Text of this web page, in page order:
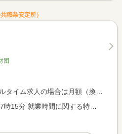
職業安定所）
団
換算額）、パート求人の場合は時間額を表示しています。